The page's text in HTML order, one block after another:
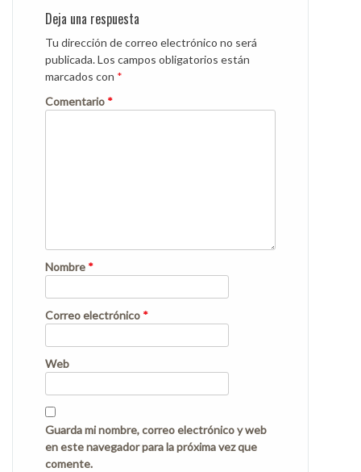
Deja una respuesta
Tu dirección de correo electrónico no será
publicada.Los campos obligatorios están
marcados con *
Comentario *
Nombre *
Correo electrónico *
Web
Guarda mi nombre, correo electrónico y web
en este navegador para la próxima vez que
comente.